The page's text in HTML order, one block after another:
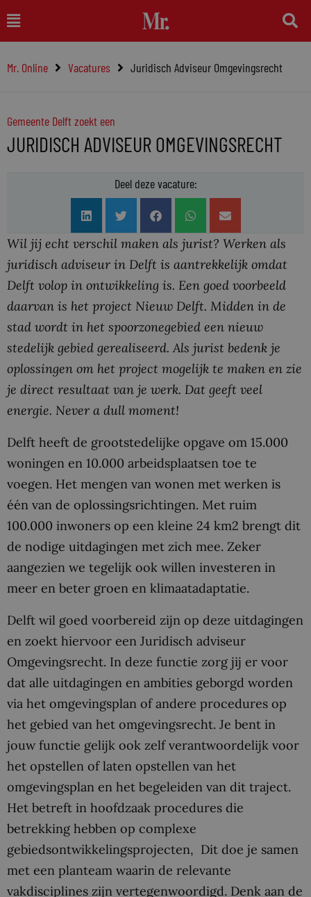
naar
inhoud
Main
Menu
Mr. Online Vacatures Juridisch Adviseur Omgevingsrecht
Gemeente Delft zoekt een
JURIDISCH ADVISEUR OMGEVINGSRECHT
Deel deze vacature:
Wil jij echt verschil maken als jurist? Werken als
juridisch adviseur in Delft is aantrekkelijk omdat
Delft volop in ontwikkeling is. Een goed voorbeeld
daarvan is het project Nieuw Delft. Midden in de
stad wordt in het spoorzonegebied een nieuw
stedelijk gebied gerealiseerd. Als jurist bedenk je
oplossingen om het project mogelijk te maken en zie
je direct resultaat van je werk. Dat geeft veel
energie. Never a dull moment!
Delft heeft de grootstedelijke opgave om 15.000
woningen en 10.000 arbeidsplaatsen toe te
voegen. Het mengen van wonen met werken is
één van de oplossingsrichtingen. Met ruim
100.000 inwoners op een kleine 24 km2 brengt dit
de nodige uitdagingen met zich mee. Zeker
aangezien we tegelijk ook willen investeren in
meer en beter groen en klimaatadaptatie.
Delft wil goed voorbereid zijn op deze uitdagingen
en zoekt hiervoor een Juridisch adviseur
Omgevingsrecht. In deze functie zorg jij er voor
dat alle uitdagingen en ambities geborgd worden
via het omgevingsplan of andere procedures op
het gebied van het omgevingsrecht. Je bent in
jouw functie gelijk ook zelf verantwoordelijk voor
het opstellen of laten opstellen van het
omgevingsplan en het begeleiden van dit traject.
Het betreft in hoofdzaak procedures die
betrekking hebben op complexe
gebiedsontwikkelingsprojecten, Dit doe je samen
met een planteam waarin de relevante
vakdisciplines zijn vertegenwoordigd. Denk aan de